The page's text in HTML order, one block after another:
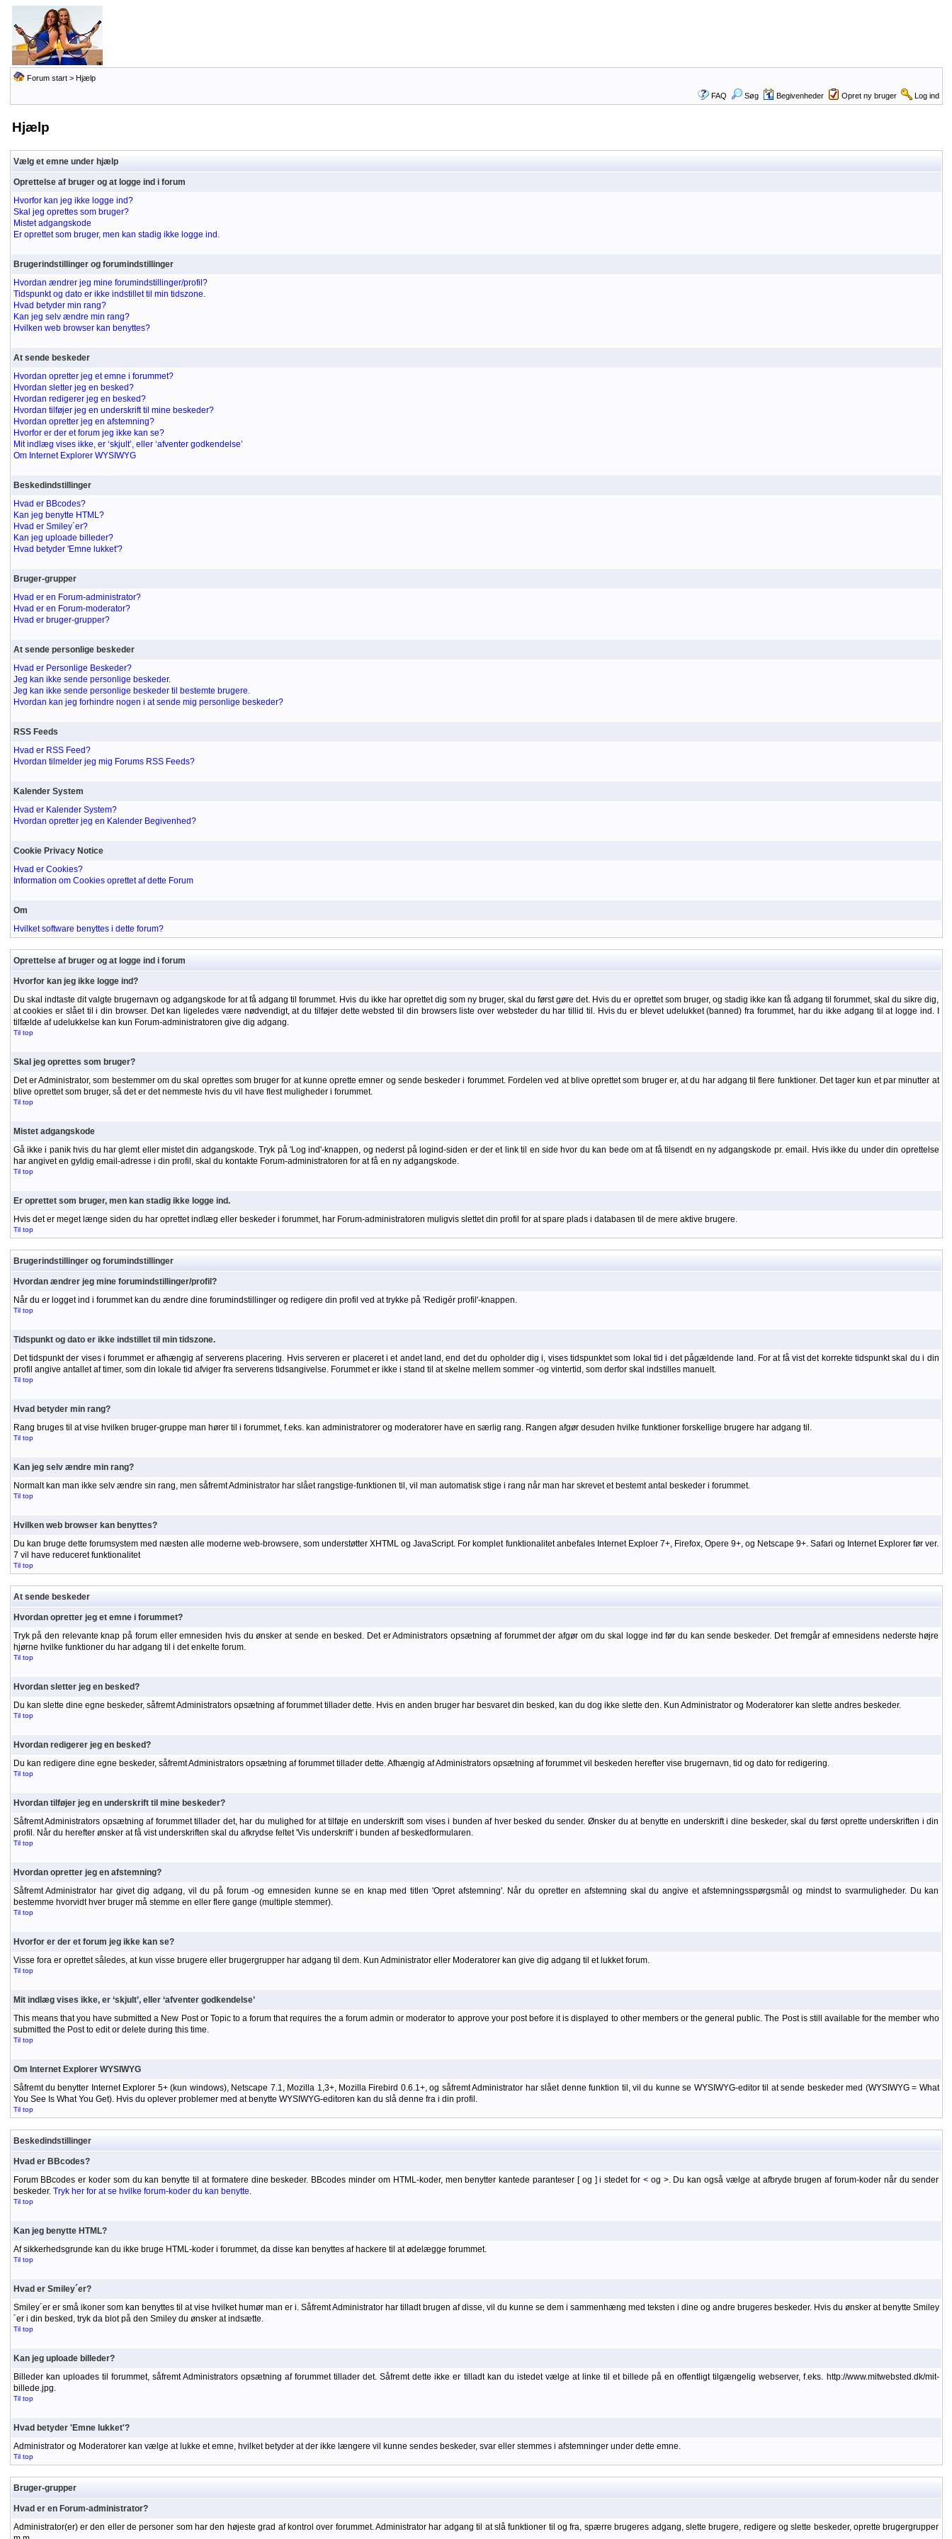
Forum start> Hjælp
FAQ Søg Begivenheder Opret ny bruger Log ind
Hjælp
Vælg et emne under hjælp
Oprettelse af bruger og at logge ind i forum
Hvorfor kan jeg ikke logge ind?
Skal jeg oprettes som bruger?
Mistet adgangskode
Er oprettet som bruger, men kan stadig ikke logge ind.
Brugerindstillinger og forumindstillinger
Hvordan ændrer jeg mine forumindstillinger/profil?
Tidspunkt og dato er ikke indstillet til min tidszone.
Hvad betyder min rang?
Kan jeg selv ændre min rang?
Hvilken web browser kan benyttes?
At sende beskeder
Hvordan opretter jeg et emne i forummet?
Hvordan sletter jeg en besked?
Hvordan redigerer jeg en besked?
Hvordan tilføjer jeg en underskrift til mine beskeder?
Hvordan opretter jeg en afstemning?
Hvorfor er der et forum jeg ikke kan se?
Mit indlæg vises ikke, er ‘skjult’, eller ‘afventer godkendelse’
Om Internet Explorer WYSIWYG
Beskedindstillinger
Hvad er BBcodes?
Kan jeg benytte HTML?
Hvad er Smiley´er?
Kan jeg uploade billeder?
Hvad betyder 'Emne lukket'?
Bruger-grupper
Hvad er en Forum-administrator?
Hvad er en Forum-moderator?
Hvad er bruger-grupper?
At sende personlige beskeder
Hvad er Personlige Beskeder?
Jeg kan ikke sende personlige beskeder.
Jeg kan ikke sende personlige beskeder til bestemte brugere.
Hvordan kan jeg forhindre nogen i at sende mig personlige beskeder?
RSS Feeds
Hvad er RSS Feed?
Hvordan tilmelder jeg mig Forums RSS Feeds?
Kalender System
Hvad er Kalender System?
Hvordan opretter jeg en Kalender Begivenhed?
Cookie Privacy Notice
Hvad er Cookies?
Information om Cookies oprettet af dette Forum
Om
Hvilket software benyttes i dette forum?
Oprettelse af bruger og at logge ind i forum
Hvorfor kan jeg ikke logge ind?
Du skal indtaste dit valgte brugernavn og adgangskode for at få adgang til forummet. Hvis du ikke har oprettet dig som ny bruger, skal du først gøre det. Hvis du er oprettet som bruger, og stadig ikke kan få adgang til forummet, skal du sikre dig,
at cookies er slået til i din browser. Det kan ligeledes være nødvendigt, at du tilføjer dette websted til din browsers liste over websteder du har tillid til. Hvis du er blevet udelukket (banned) fra forummet, har du ikke adgang til at logge ind. I
tilfælde af udelukkelse kan kun Forum-administratoren give dig adgang.
Til top
Skal jeg oprettes som bruger?
Det er Administrator, som bestemmer om du skal oprettes som bruger for at kunne oprette emner og sende beskeder i forummet. Fordelen ved at blive oprettet som bruger er, at du har adgang til flere funktioner. Det tager kun et par minutter at
blive oprettet som bruger, så det er det nemmeste hvis du vil have flest muligheder i forummet.
Til top
Mistet adgangskode
Gå ikke i panik hvis du har glemt eller mistet din adgangskode. Tryk på 'Log ind'-knappen, og nederst på logind-siden er der et link til en side hvor du kan bede om at få tilsendt en ny adgangskode pr. email. Hvis ikke du under din oprettelse
har angivet en gyldig email-adresse i din profil, skal du kontakte Forum-administratoren for at få en ny adgangskode.
Til top
Er oprettet som bruger, men kan stadig ikke logge ind.
Hvis det er meget længe siden du har oprettet indlæg eller beskeder i forummet, har Forum-administratoren muligvis slettet din profil for at spare plads i databasen til de mere aktive brugere.
Til top
Brugerindstillinger og forumindstillinger
Hvordan ændrer jeg mine forumindstillinger/profil?
Når du er logget ind i forummet kan du ændre dine forumindstillinger og redigere din profil ved at trykke på 'Redigér profil'-knappen.
Til top
Tidspunkt og dato er ikke indstillet til min tidszone.
Det tidspunkt der vises i forummet er afhængig af serverens placering. Hvis serveren er placeret i et andet land, end det du opholder dig i, vises tidspunktet som lokal tid i det pågældende land. For at få vist det korrekte tidspunkt skal du i din
profil angive antallet af timer, som din lokale tid afviger fra serverens tidsangivelse. Forummet er ikke i stand til at skelne mellem sommer -og vintertid, som derfor skal indstilles manuelt.
Til top
Hvad betyder min rang?
Rang bruges til at vise hvilken bruger-gruppe man hører til i forummet, f.eks. kan administratorer og moderatorer have en særlig rang. Rangen afgør desuden hvilke funktioner forskellige brugere har adgang til.
Til top
Kan jeg selv ændre min rang?
Normalt kan man ikke selv ændre sin rang, men såfremt Administrator har slået rangstige-funktionen til, vil man automatisk stige i rang når man har skrevet et bestemt antal beskeder i forummet.
Til top
Hvilken web browser kan benyttes?
Du kan bruge dette forumsystem med næsten alle moderne web-browsere, som understøtter XHTML og JavaScript. For komplet funktionalitet anbefales Internet Exploer 7+, Firefox, Opere 9+, og Netscape 9+. Safari og Internet Explorer før ver.
7 vil have reduceret funktionalitet
Til top
At sende beskeder
Hvordan opretter jeg et emne i forummet?
Tryk på den relevante knap på forum eller emnesiden hvis du ønsker at sende en besked. Det er Administrators opsætning af forummet der afgør om du skal logge ind før du kan sende beskeder. Det fremgår af emnesidens nederste højre
hjørne hvilke funktioner du har adgang til i det enkelte forum.
Til top
Hvordan sletter jeg en besked?
Du kan slette dine egne beskeder, såfremt Administrators opsætning af forummet tillader dette. Hvis en anden bruger har besvaret din besked, kan du dog ikke slette den. Kun Administrator og Moderatorer kan slette andres beskeder.
Til top
Hvordan redigerer jeg en besked?
Du kan redigere dine egne beskeder, såfremt Administrators opsætning af forummet tillader dette. Afhængig af Administrators opsætning af forummet vil beskeden herefter vise brugernavn, tid og dato for redigering.
Til top
Hvordan tilføjer jeg en underskrift til mine beskeder?
Såfremt Administrators opsætning af forummet tillader det, har du mulighed for at tilføje en underskrift som vises i bunden af hver besked du sender. Ønsker du at benytte en underskrift i dine beskeder, skal du først oprette underskriften i din
profil. Når du herefter ønsker at få vist underskriften skal du afkrydse feltet 'Vis underskrift' i bunden af beskedformularen.
Til top
Hvordan opretter jeg en afstemning?
Såfremt Administrator har givet dig adgang, vil du på forum -og emnesiden kunne se en knap med titlen 'Opret afstemning'. Når du opretter en afstemning skal du angive et afstemningsspørgsmål og mindst to svarmuligheder. Du kan
bestemme hvorvidt hver bruger må stemme en eller flere gange (multiple stemmer).
Til top
Hvorfor er der et forum jeg ikke kan se?
Visse fora er oprettet således, at kun visse brugere eller brugergrupper har adgang til dem. Kun Administrator eller Moderatorer kan give dig adgang til et lukket forum.
Til top
Mit indlæg vises ikke, er ‘skjult’, eller ‘afventer godkendelse’
This means that you have submitted a New Post or Topic to a forum that requires the a forum admin or moderator to approve your post before it is displayed to other members or the general public. The Post is still available for the member who
submitted the Post to edit or delete during this time.
Til top
Om Internet Explorer WYSIWYG
Såfremt du benytter Internet Explorer 5+ (kun windows), Netscape 7.1, Mozilla 1,3+, Mozilla Firebird 0.6.1+, og såfremt Administrator har slået denne funktion til, vil du kunne se WYSIWYG-editor til at sende beskeder med (WYSIWYG = What
You See Is What You Get). Hvis du oplever problemer med at benytte WYSIWYG-editoren kan du slå denne fra i din profil.
Til top
Beskedindstillinger
Hvad er BBcodes?
Forum BBcodes er koder som du kan benytte til at formatere dine beskeder. BBcodes minder om HTML-koder, men benytter kantede paranteser [ og ] i stedet for < og >. Du kan også vælge at afbryde brugen af forum-koder når du sender
beskeder. Tryk her for at se hvilke forum-koder du kan benytte.
Til top
Kan jeg benytte HTML?
Af sikkerhedsgrunde kan du ikke bruge HTML-koder i forummet, da disse kan benyttes af hackere til at ødelægge forummet.
Til top
Hvad er Smiley´er?
Smiley´er er små ikoner som kan benyttes til at vise hvilket humør man er i. Såfremt Administrator har tilladt brugen af disse, vil du kunne se dem i sammenhæng med teksten i dine og andre brugeres beskeder. Hvis du ønsker at benytte Smiley
´er i din besked, tryk da blot på den Smiley du ønsker at indsætte.
Til top
Kan jeg uploade billeder?
Billeder kan uploades til forummet, såfremt Administrators opsætning af forummet tillader det. Såfremt dette ikke er tilladt kan du istedet vælge at linke til et billede på en offentligt tilgængelig webserver, f.eks. http://www.mitwebsted.dk/mit-
billede.jpg.
Til top
Hvad betyder 'Emne lukket'?
Administrator og Moderatorer kan vælge at lukke et emne, hvilket betyder at der ikke længere vil kunne sendes beskeder, svar eller stemmes i afstemninger under dette emne.
Til top
Bruger-grupper
Hvad er en Forum-administrator?
Administrator(er) er den eller de personer som har den højeste grad af kontrol over forummet. Administrator har adgang til at slå funktioner til og fra, spærre brugeres adgang, slette brugere, redigere og slette beskeder, oprette brugergrupper